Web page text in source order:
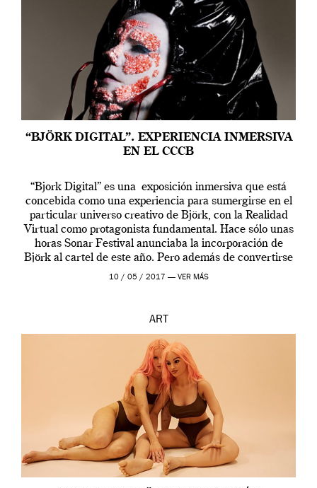
“BJÖRK DIGITAL”. EXPERIENCIA INMERSIVA
EN EL CCCB
“Bjork Digital” es una exposición inmersiva que está
concebida como una experiencia para sumergirse en el
particular universo creativo de Björk, con la Realidad
Virtual como protagonista fundamental. Hace sólo unas
horas Sonar Festival anunciaba la incorporación de
Björk al cartel de este año. Pero además de convertirse
en una de las actuaciones más relevantes […]
10 / 05 / 2017 — VER MÁS
ART